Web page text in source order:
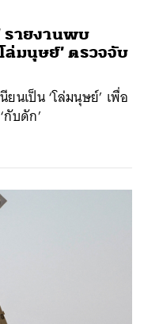
รายงานพบ
ล่มนุษย์’ ตรวจจับ
นเป็น ‘โล่มนุษย์’ เพื่อ
บดัก’